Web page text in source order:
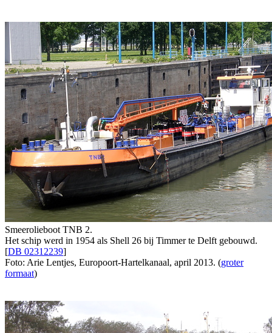
Smeerolieboot TNB 2.
Het schip werd in 1954 als Shell 26 bij Timmer te Delft gebouwd.
[DB 02312239]
Foto: Arie Lentjes, Europoort-Hartelkanaal, april 2013. (groter
formaat)